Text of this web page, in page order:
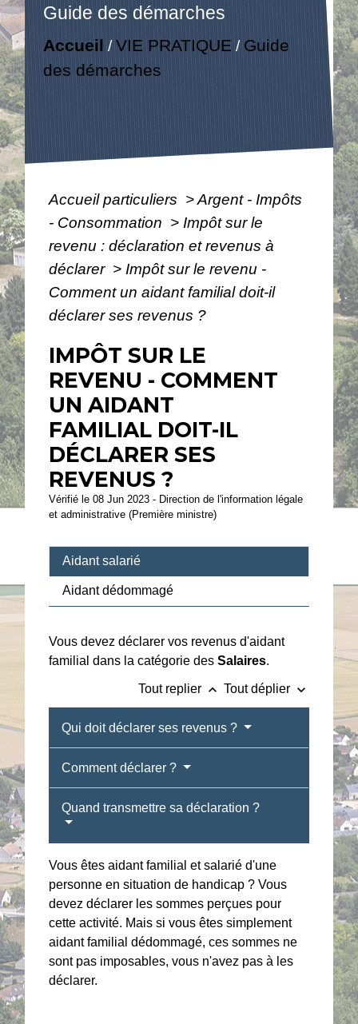
Guide des démarches
Accueil /VIE PRATIQUE / Guide
des démarches
Accueil particuliers >Argent - Impôts
- Consommation > Impôt sur le
revenu : déclaration et revenus à
déclarer > Impôt sur le revenu -
Comment un aidant familial doit-il
déclarer ses revenus ?
IMPÔT SUR LE
REVENU - COMMENT
UN AIDANT
FAMILIAL DOIT-IL
DÉCLARER SES
REVENUS ?
Vérifié le 08 Jun 2023 - Direction de l'information légale
et administrative (Première ministre)
Aidant salarié
Aidant dédommagé
Vous devez déclarer vos revenus d'aidant
familial dans la catégorie desSalaires.
Tout replier keyboard_arrow_up Tout déplier keyboard_arrow_down
Qui doit déclarer ses revenus ?
Comment déclarer ?
Quand transmettre sa déclaration ?
Vous êtes aidant familial et salarié d'une
personne en situation de handicap ? Vous
devez déclarer les sommes perçues pour
cette activité. Mais si vous êtes simplement
aidant familial dédommagé, ces sommes ne
sont pas imposables, vous n'avez pas à les
déclarer.